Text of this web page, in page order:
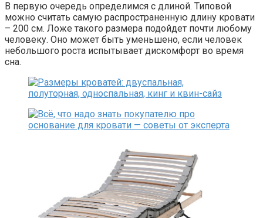
В первую очередь определимся с длиной. Типовой
можно считать самую распространенную длину кровати
– 200 см. Ложе такого размера подойдет почти любому
человеку. Оно может быть уменьшено, если человек
небольшого роста испытывает дискомфорт во время
сна.